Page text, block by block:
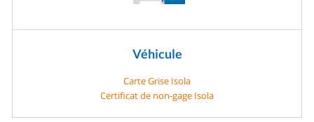
Véhicule
Carte Grise Isola
Certificat de non-gage Isola